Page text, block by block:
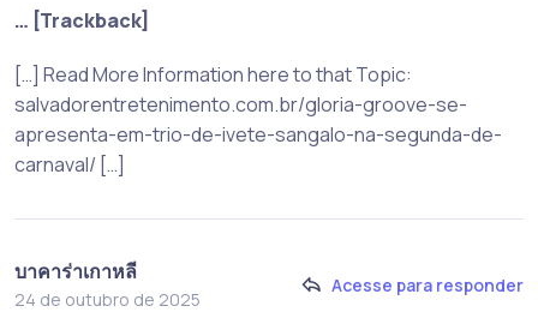
… [Trackback]
[…] Read More Information here to that Topic:
salvadorentretenimento.com.br/gloria-groove-se-
apresenta-em-trio-de-ivete-sangalo-na-segunda-de-
carnaval/ […]
บาคาร่าเกาหลี
24 de outubro de 2025
Acesse para responder